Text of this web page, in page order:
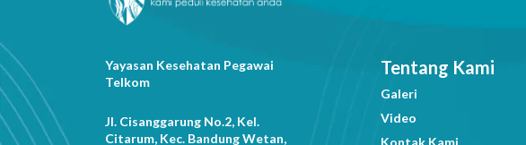
Yayasan Kesehatan Pegawai
Telkom
Jl. Cisanggarung No.2, Kel.
Citarum, Kec. Bandung Wetan,
Tentang Kami
Galeri
Video
Kontak Kami